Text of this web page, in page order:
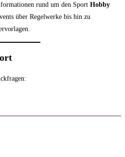
rund um den Sport Hobby
über Regelwerke bis hin zu